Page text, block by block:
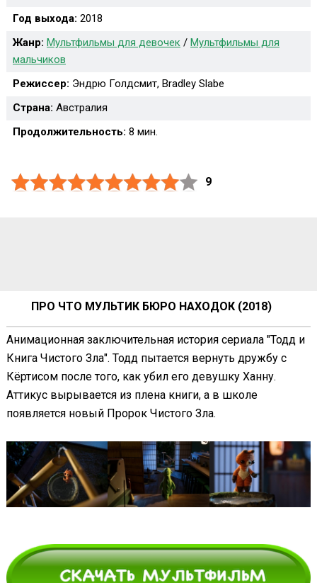
Год выхода: 2018
Жанр: Мультфильмы для девочек / Мультфильмы для
мальчиков
Режиссер: Эндрю Голдсмит, Bradley Slabe
Страна: Австралия
Продолжительность: 8 мин.
9
ПРО ЧТО МУЛЬТИК БЮРО НАХОДОК (2018)
Анимационная заключительная история сериала "Тодд и
Книга Чистого Зла". Тодд пытается вернуть дружбу с
Кёртисом после того, как убил его девушку Ханну.
Аттикус вырывается из плена книги, а в школе
появляется новый Пророк Чистого Зла.